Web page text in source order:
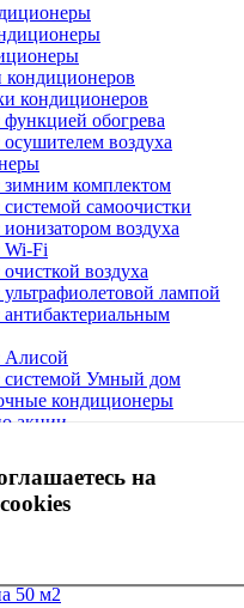
на
кондиционеров
обогрева
воздуха
комплектом
самоочистки
воздуха
Fi
воздуха
лампой
Алисой
Умный дом
кондиционеры
акции
20 м2
25 м2
50 м2